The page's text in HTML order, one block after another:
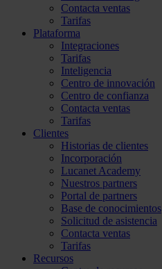
Contacta ventas
Tarifas
Plataforma
Integraciones
Tarifas
Inteligencia
Centro de innovación
Centro de confianza
Contacta ventas
Tarifas
Clientes
Historias de clientes
Incorporación
Lucanet Academy
Nuestros partners
Portal de partners
Base de conocimientos
Solicitud de asistencia
Contacta ventas
Tarifas
Recursos